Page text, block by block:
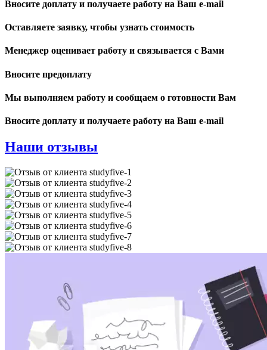
Вносите доплату и получаете работу на Ваш e-mail
Оставляете заявку, чтобы узнать стоимость
Менеджер оценивает работу и связывается с Вами
Вносите предоплату
Мы выполняем работу и сообщаем о готовности Вам
Вносите доплату и получаете работу на Ваш e-mail
Наши отзывы